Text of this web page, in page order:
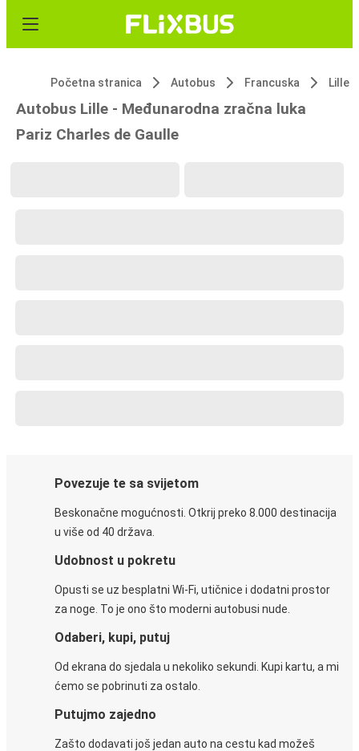
Početna stranica Autobus Francuska Lille
Autobus Lille - Međunarodna zračna luka
Pariz Charles de Gaulle
Povezuje te sa svijetom
Beskonačne mogućnosti. Otkrij preko 8.000 destinacija
u više od 40 država.
Udobnost u pokretu
Opusti se uz besplatni Wi-Fi, utičnice i dodatni prostor
za noge. To je ono što moderni autobusi nude.
Odaberi, kupi, putuj
Od ekrana do sjedala u nekoliko sekundi. Kupi kartu, a mi
ćemo se pobrinuti za ostalo.
Putujmo zajedno
Zašto dodavati još jedan auto na cestu kad možeš